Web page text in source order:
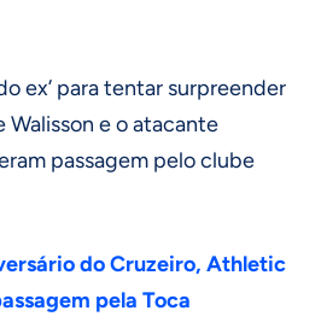
ex’ para tentar surpreender
Walisson e o atacante
passagem pelo clube
do Cruzeiro, Athletic
pela Toca